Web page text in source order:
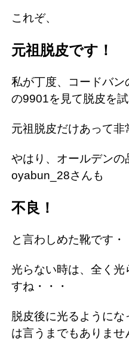
これぞ、
元祖脱皮です！
私が丁度、コードバン
の9901を見て脱皮を試
元祖脱皮だけあって
やはり、オールデンの
oyabun_28さんも
不良！
と言わしめた靴です・
光らない時は、全く
すね・・・
脱皮後に光るようにな
は言うまでもありませ